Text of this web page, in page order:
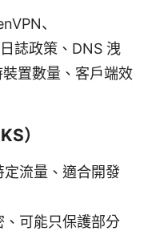
、
誌政策、DNS 洩
置數量、客戶端效
）
流量、適合開發
可能只保護部分